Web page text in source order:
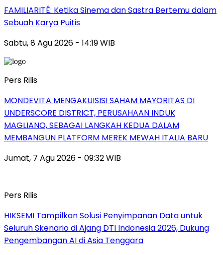
FAMILIARITÉ: Ketika Sinema dan Sastra Bertemu dalam
Sebuah Karya Puitis
Sabtu, 8 Agu 2026 - 14:19 WIB
Pers Rilis
MONDEVITA MENGAKUISISI SAHAM MAYORITAS DI
UNDERSCORE DISTRICT, PERUSAHAAN INDUK
MAGLIANO, SEBAGAI LANGKAH KEDUA DALAM
MEMBANGUN PLATFORM MEREK MEWAH ITALIA BARU
Jumat, 7 Agu 2026 - 09:32 WIB
Pers Rilis
HIKSEMI Tampilkan Solusi Penyimpanan Data untuk
Seluruh Skenario di Ajang DTI Indonesia 2026, Dukung
Pengembangan AI di Asia Tenggara